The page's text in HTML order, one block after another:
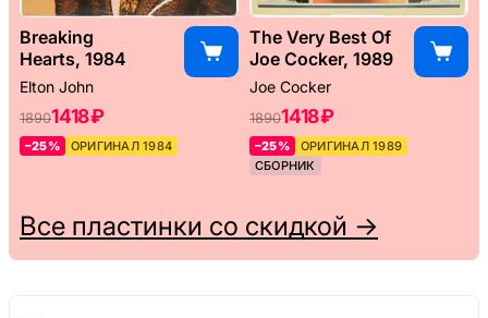
Breaking
Hearts, 1984
Elton John
18901418 ₽
–25% ОРИГИНАЛ 1984
The Very Best Of
Joe Cocker, 1989
Joe Cocker
18901418 ₽
–25%
ОРИГИНАЛ 1989
СБОРНИК
Все пластинки со скидкой →